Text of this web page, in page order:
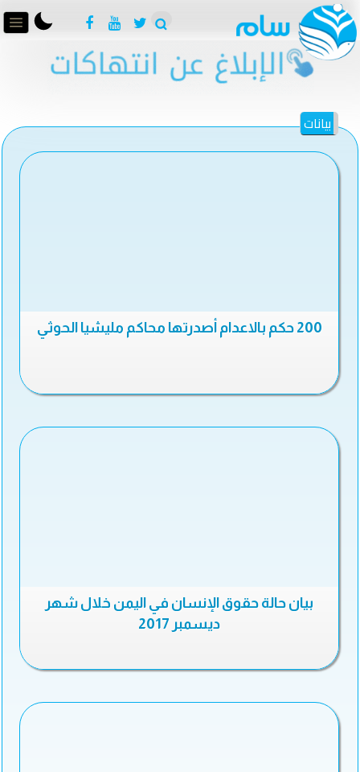
بيانات
200 حكم بالاعدام أصدرتها محاكم مليشيا الحوثي
بيان حالة حقوق الإنسان في اليمن خلال شهر
ديسمبر 2017